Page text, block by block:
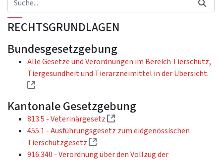
RECHTSGRUNDLAGEN
Bundesgesetzgebung
Alle Gesetze und Verordnungen im Bereich Tierschutz,
Tiergesundheit und Tierarzneimittel in der Übersicht.
(Externer Link)
Kantonale Gesetzgebung
813.5 - Veterinärgesetz
(Externer Link)
455.1 - Ausführungsgesetz zum eidgenössischen
Tierschutzgesetz
(Externer Link)
916.340 - Verordnung über den Vollzug der